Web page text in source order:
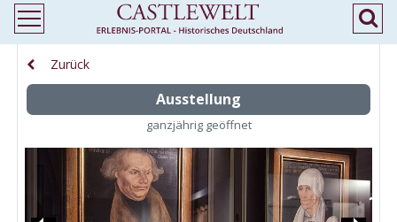
Zurück
Ausstellung
ganzjährig geöffnet